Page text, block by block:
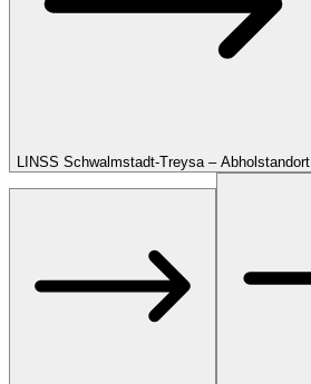
LINSS Schwalmstadt-Treysa – Abholstandort